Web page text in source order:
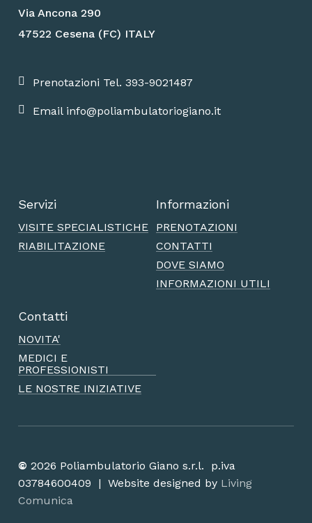
Via Ancona 290
47522 Cesena (FC) ITALY
Prenotazioni Tel. 393-9021487
Email info@poliambulatoriogiano.it
Servizi
VISITE SPECIALISTICHE
RIABILITAZIONE
Informazioni
PRENOTAZIONI
CONTATTI
DOVE SIAMO
INFORMAZIONI UTILI
Contatti
NOVITA'
MEDICI E
PROFESSIONISTI
LE NOSTRE INIZIATIVE
© 2026 Poliambulatorio Giano s.r.l. p.iva
03784600409 | Website designed by Living
Comunica